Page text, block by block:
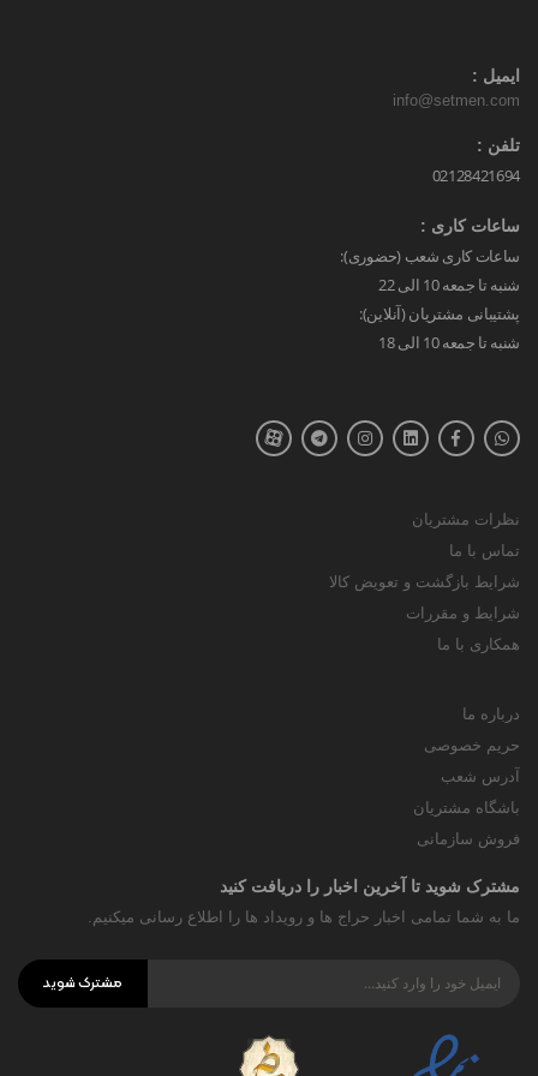
ایمیل :
info@setmen.com
تلفن :
02128421694
ساعات کاری :
ساعات کاری شعب (حضوری):
شنبه تا جمعه 10 الی 22
پشتیبانی مشتریان (آنلاین):
شنبه تا جمعه 10 الی 18
نظرات مشتریان
تماس با ما
شرایط بازگشت و تعویض کالا
شرایط و مقررات
همکاری با ما
درباره ما
حریم خصوصی
آدرس شعب
باشگاه مشتریان
فروش سازمانی
مشترک شوید تا آخرین اخبار را دریافت کنید
ما به شما تمامی اخبار حراج ها و رویداد ها را اطلاع رسانی میکنیم.
مشترک شوید